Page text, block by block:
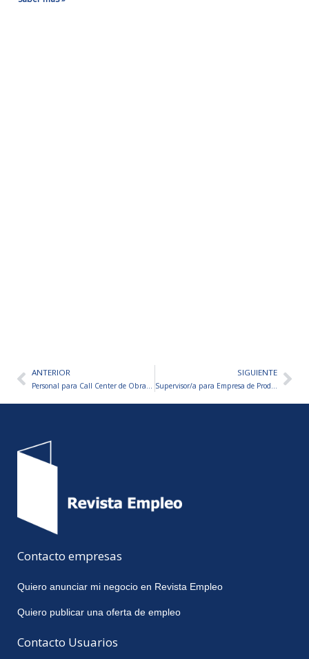
AntANTERIOR
Personal para Call Center de Obra Social
SIGUIENTE
Supervisor/a para Empresa de Producción Avícola
Contacto empresas
Quiero anunciar mi negocio en Revista Empleo
Quiero publicar una oferta de empleo
Contacto Usuarios